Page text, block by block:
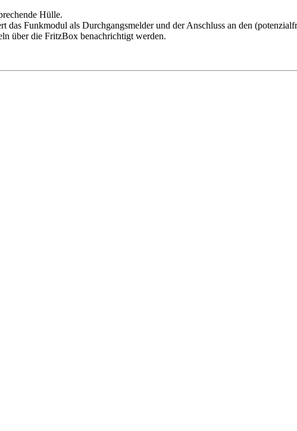
Hülle.
das Funkmodul als Durchgangsmelder und der Anschluss an den
über die FritzBox benachrichtigt werden.